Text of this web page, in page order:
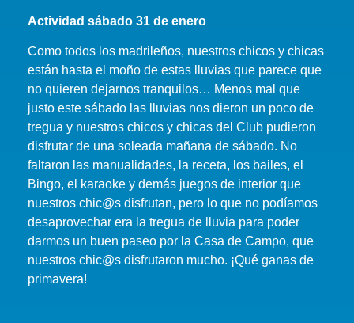
Actividad sábado 31 de enero
Como todos los madrileños, nuestros chicos y chicas
están hasta el moño de estas lluvias que parece que
no quieren dejarnos tranquilos… Menos mal que
justo este sábado las lluvias nos dieron un poco de
tregua y nuestros chicos y chicas del Club pudieron
disfrutar de una soleada mañana de sábado. No
faltaron las manualidades, la receta, los bailes, el
Bingo, el karaoke y demás juegos de interior que
nuestros chic@s disfrutan, pero lo que no podíamos
desaprovechar era la tregua de lluvia para poder
darmos un buen paseo por la Casa de Campo, que
nuestros chic@s disfrutaron mucho. ¡Qué ganas de
primavera!